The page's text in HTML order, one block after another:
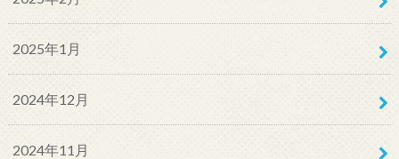
2025年1月
2024年12月
2024年11月